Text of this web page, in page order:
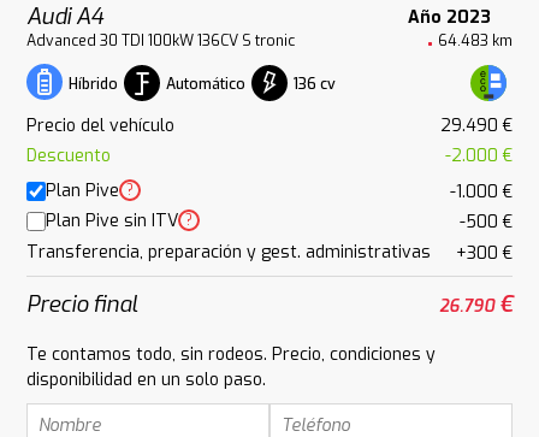
Audi A4 Año 2023
Advanced 30 TDI 100kW 136CV S tronic 64.483 km
Híbrido Automático 136 cv
Precio del vehículo
29.490 €
Descuento
-2.000 €
Plan Pive ?
-1.000 €
Plan Pive sin ITV ?
-500 €
Transferencia, preparación y gest. administrativas
+300 €
Precio final 26.790€
Te contamos todo, sin rodeos. Precio, condiciones y
disponibilidad en un solo paso.